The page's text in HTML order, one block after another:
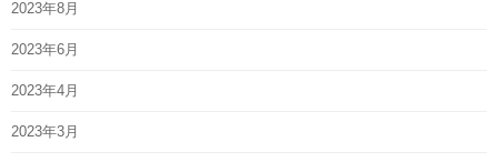
2023年8月
2023年6月
2023年4月
2023年3月